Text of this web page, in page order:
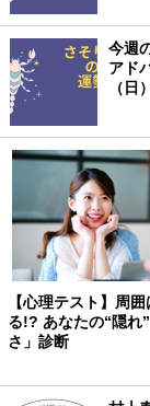
今週
アド
（日
【心理テスト】周
る!? あなたの“隠れ
さ」診断